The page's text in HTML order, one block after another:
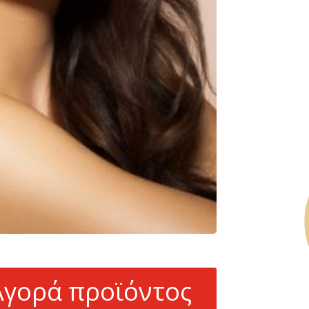
προϊόντος